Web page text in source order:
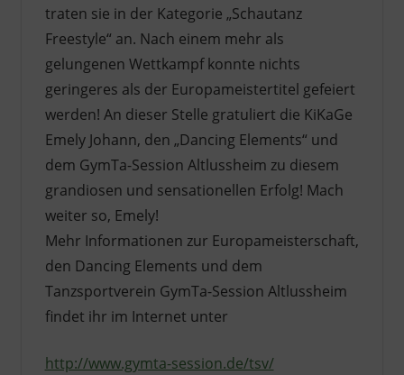
traten sie in der Kategorie „Schautanz
Freestyle“ an. Nach einem mehr als
gelungenen Wettkampf konnte nichts
geringeres als der Europameistertitel gefeiert
werden! An dieser Stelle gratuliert die KiKaGe
Emely Johann, den „Dancing Elements“ und
dem GymTa-Session Altlussheim zu diesem
grandiosen und sensationellen Erfolg! Mach
weiter so, Emely!
Mehr Informationen zur Europameisterschaft,
den Dancing Elements und dem
Tanzsportverein GymTa-Session Altlussheim
findet ihr im Internet unter
http://www.gymta-session.de/tsv/